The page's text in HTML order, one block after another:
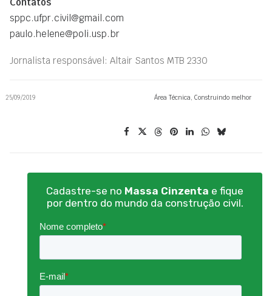
sppc.ufpr.civil@gmail.com
paulo.helene@poli.usp.br
Jornalista responsável: Altair Santos MTB 2330
25/09/2019 Área Técnica, Construindo melhor
Cadastre-se no Massa Cinzenta e fique
por dentro do mundo da construção civil.